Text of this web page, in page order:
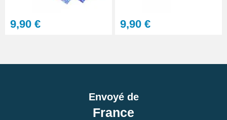
9,90 € 9,90 €
Envoyé de
France